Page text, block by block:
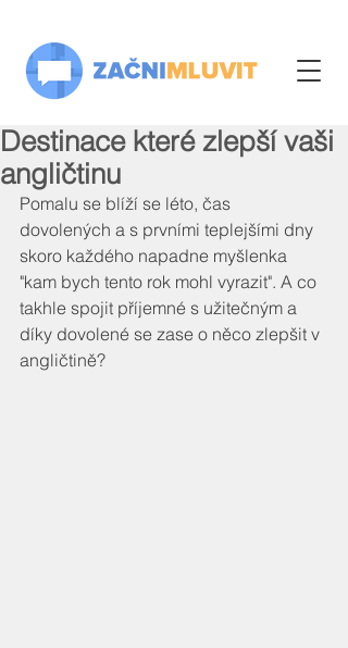
Destinace které zlepší vaši
angličtinu
Pomalu se blíží se léto, čas
dovolených a s prvními teplejšími dny
skoro každého napadne myšlenka
"kam bych tento rok mohl vyrazit". A co
takhle spojit příjemné s užitečným a
díky dovolené se zase o něco zlepšit v
angličtině?